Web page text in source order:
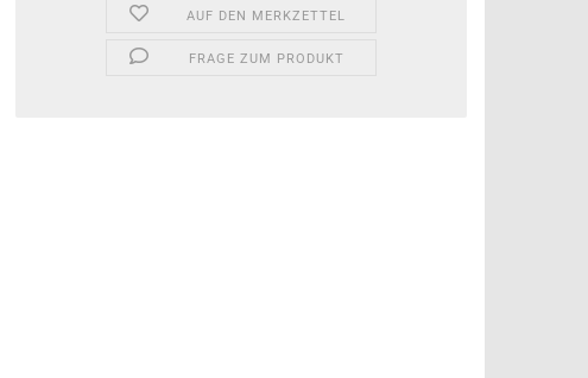
AUF DEN MERKZETTEL
FRAGE ZUM PRODUKT